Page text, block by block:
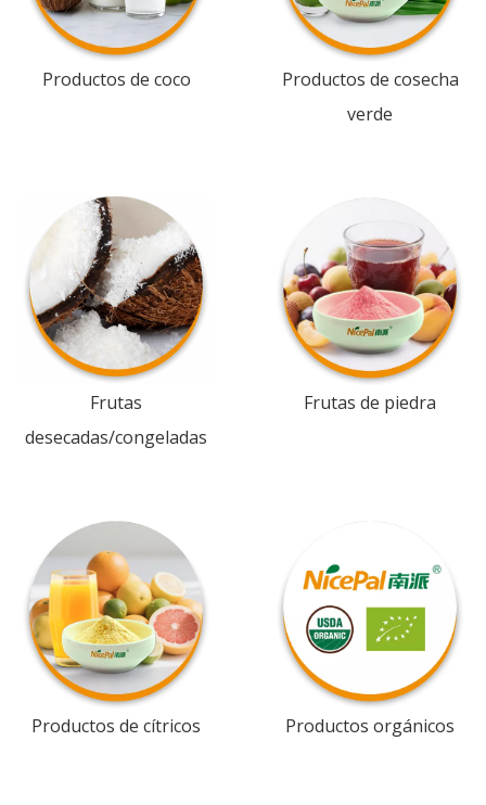
Productos de coco
Productos de cosecha
verde
Frutas
desecadas/congeladas
Frutas de piedra
Productos de cítricos Productos orgánicos